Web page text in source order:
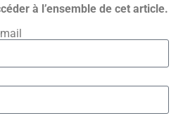
à l’ensemble de cet article.